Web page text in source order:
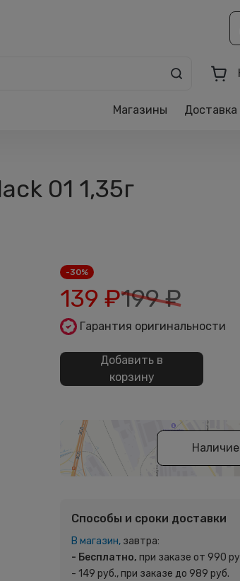
Магазины Доставка
01 1,35г
-30%
139 ₽199₽
Гарантия оригинальности
Добавить в
корзину
Способы и сроки доставки
В магазин, завтра:
- Бесплатно, при заказе от 990
- 149 руб., при заказе до 989 руб.